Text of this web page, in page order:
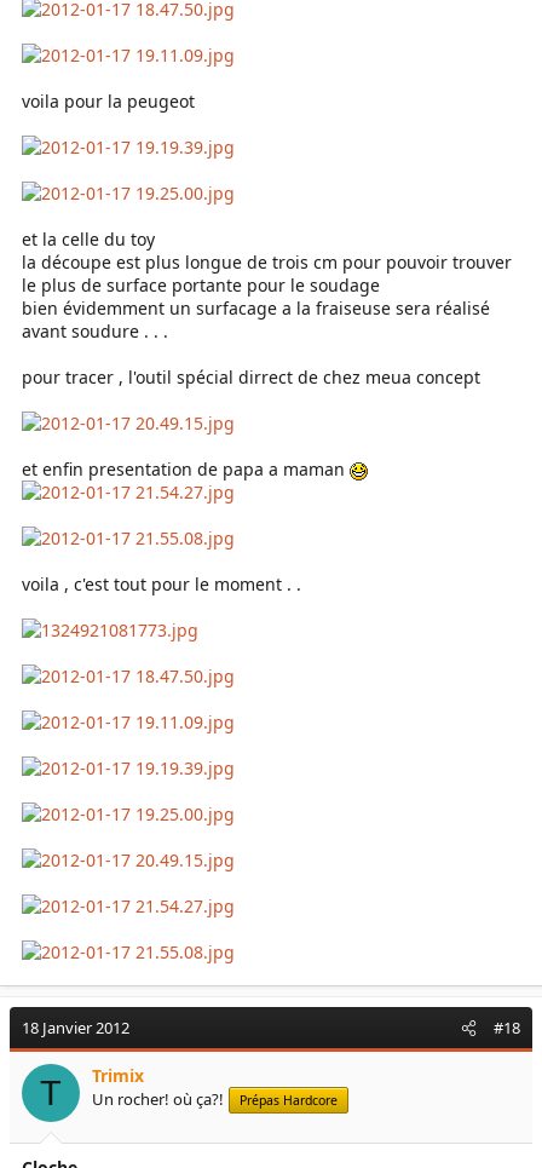
voila pour la peugeot
et la celle du toy
la découpe est plus longue de trois cm pour pouvoir trouver
le plus de surface portante pour le soudage
bien évidemment un surfacage a la fraiseuse sera réalisé
avant soudure . . .
pour tracer , l'outil spécial dirrect de chez meua concept
et enfin presentation de papa a maman
voila , c'est tout pour le moment . .
18 Janvier 2012 #18
T Trimix
Un rocher! où ça?! Prépas Hardcore